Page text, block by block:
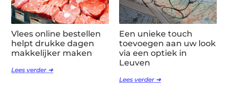
Vlees online bestellen
helpt drukke dagen
makkelijker maken
Lees verder ➜
Een unieke touch
toevoegen aan uw look
via een optiek in
Leuven
Lees verder ➜